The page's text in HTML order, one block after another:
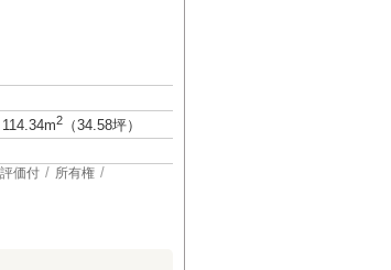
114.34m2
（34.58坪）
価付
所有権